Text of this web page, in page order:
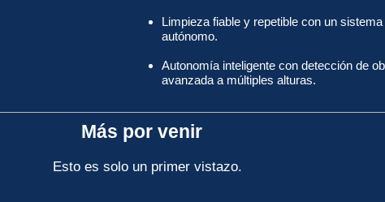
Limpieza fiable y repetible con un
autónomo.
Autonomía inteligente con detección de
avanzada a múltiples alturas.
Más por venir
Esto es solo un primer vistazo.